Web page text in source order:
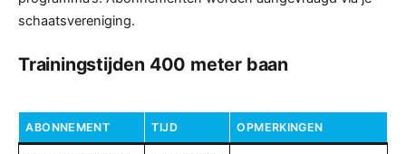
schaats­vereniging.
Trainingstijden 400 meter baan
ABONNEMENT TIJD OPMERKINGEN